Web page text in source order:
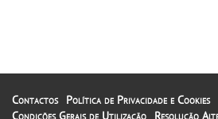
Contactos
Política de Privacidade e Cookies
Condições Gerais de Utilização
Resolução